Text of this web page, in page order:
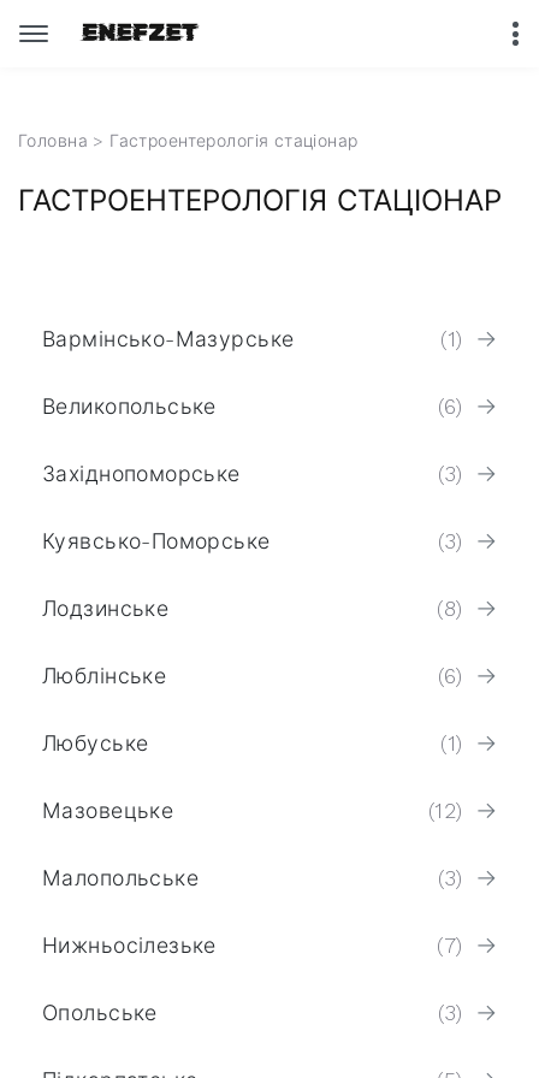
Головна > Гастроентерологія стаціонар
ГАСТРОЕНТЕРОЛОГІЯ СТАЦІОНАР
Вармінсько-Мазурське (1)
Великопольське (6)
Західнопоморське (3)
Куявсько-Поморське (3)
Лодзинське (8)
Люблінське (6)
Любуське (1)
Мазовецьке (12)
Малопольське (3)
Нижньосілезьке (7)
Опольське (3)